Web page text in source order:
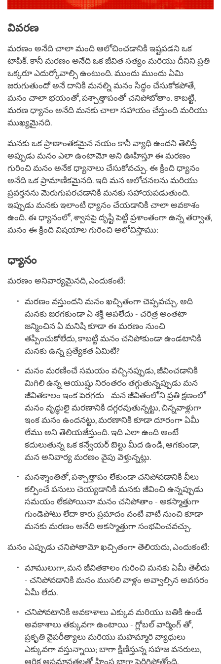
వివరణ
మరణం అనేది చాలా మంది ఆలోచించడానికి ఇష్టపడని ఒక
టాపిక్. కానీ మరణం అనేది ఒక జీవిత సత్యం మరియు దీనిని ప్రతి
ఒక్కరూ ఎదుర్కోవాల్సి ఉంటుంది. ముందు ముందు ఏమి
జరుగుతుందో అనే దానికి మనల్ని మనం సిద్ధం చేసుకోకపోతే,
మనం చాలా భయంతో, పశ్చాత్తాపంతో చనిపోబోతాం. కాబట్టి,
మరణ ధ్యానం అనేది మనకు చాలా సహాయం చేస్తుంది మరియు
ముఖ్యమైనది.
మనకు ఒక ప్రాణాంతకమైన నయం కానీ వ్యాధి ఉందని తెలిస్తే
అప్పుడు మనం ఎలా ఉంటామో అని ఊహిస్తూ ఈ మరణం
గురించి మనం అనేక ధ్యానాలు చేసుకోవచ్చు. ఈ క్రింది ధ్యానం
అనేది ఒక ప్రామాణికమైనది. ఇది మన ఆలోచనలను మరియు
ప్రవర్తనను మెరుగుపరచడానికి మనకు సహాయపడుతుంది.
ఇప్పుడు మనకు ఇలాంటి ధ్యానం చేయడానికి చాలా అవకాశం
ఉంది. ఈ ధ్యానంలో, శ్వాసపై దృష్టి పెట్టి ప్రశాంతంగా ఉన్న తర్వాత,
మనం ఈ క్రింది విషయాల గురించి ఆలోచిస్తాము:
ధ్యానం
మరణం అనివార్యమైనది, ఎందుకంటే:
మరణం వస్తుందని మనం ఖచ్చితంగా చెప్పవచ్చు. అది
మనకు జరగకుండా ఏ శక్తి ఆపలేదు - చరిత్ర అంతటా
జన్మించిన ఏ మనిషి కూడా ఈ మరణం నుంచి
తప్పించుకోలేదు, కాబట్టి మనం చనిపోకుండా ఉండటానికి
మనకు ఉన్న ప్రత్యేకత ఏమిటి?
మనం మరణించే సమయం వచ్చినప్పుడు, జీవించడానికి
మిగిలి ఉన్న ఆయుష్షు నిరంతరం తగ్గుతున్నప్పుడు మన
జీవితకాలం ఇంక పెరగదు - మన జీవితంలోని ప్రతి క్షణంలో
మనం వృద్ధులై మరణానికి దగ్గరవుతున్నట్టు, చిన్నవాళ్లుగా
ఇంక మనం ఉందనట్టు, మరణానికి కూడా దూరంగా ఏమీ
లేము అని తెలియజేస్తుంది. ఇది ఎలా ఉంది అంటే
కదులుతున్న ఒక కన్వేయర్ బెల్టు మీద ఉండి, ఆగకుండా,
మన అనివార్య మరణం వైపు వెళ్తున్నట్లు.
మనశ్శాంతితో, పశ్చాత్తాపం లేకుండా చనిపోవడానికి వీలు
కల్పించే పనులు చెయ్యడానికి మనకు జీవించి ఉన్నప్పుడు
సమయం లేకపోయినా మనం చనిపోతాం - అకస్మాత్తుగా
గుండెపోటు లేదా కారు ప్రమాదం వంటి వాటి నుంచి కూడా
మనకు మరణం అనేది అకస్మాత్తుగా సంభవించవచ్చు.
మనం ఎప్పుడు చనిపోతామో ఖచ్చితంగా తెలియదు, ఎందుకంటే:
మాములుగా, మన జీవితకాలం గురించి మనకు ఏమీ తెలీదు
- చనిపోవడానికి మనం ముసలి వాళ్లం అవ్వాల్సిన అవసరం
ఏమీ లేదు.
చనిపోవటానికి అవకాశాలు ఎక్కువ మరియు బతికి ఉండే
అవకాశాలు తక్కువగా ఉంటాయి - గ్లోబల్ వార్మింగ్ తో,
ప్రకృతి వైపరీత్యాలు మరియు మహమ్మారి వ్యాధులు
ఎక్కువగా వస్తున్నాయి; బాగా క్షీణిస్తున్న సహజ వనరులు,
ఆర్థిక అసమానతలతో హింస బాగా పెరిగిపోతోంది.